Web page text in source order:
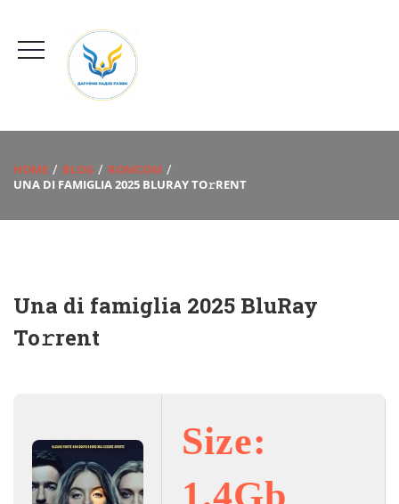
HOME BLOG
ROMCOM
UNA DI FAMIGLIA 2025 BLURAY TO𝚛RENT
Una di famiglia 2025 BluRay
To𝚛rent
Size: